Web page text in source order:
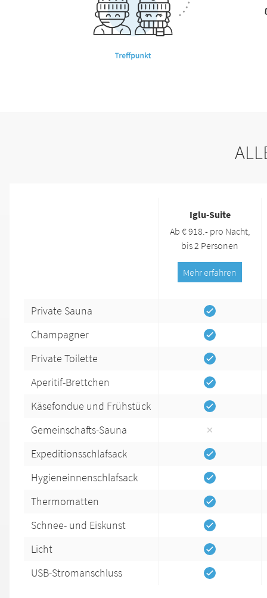
Iglu-Suite
Ab € 918.- pro Nacht,
bis 2 Personen
Mehr erfahren
Private Sauna
Champagner
Private Toilette
Aperitif-Brettchen
Käsefondue und Frühstück
Gemeinschafts-Sauna
Expeditionsschlafsack
Hygieneinnenschlafsack
Thermomatten
Schnee- und Eiskunst
Licht
USB-Stromanschluss